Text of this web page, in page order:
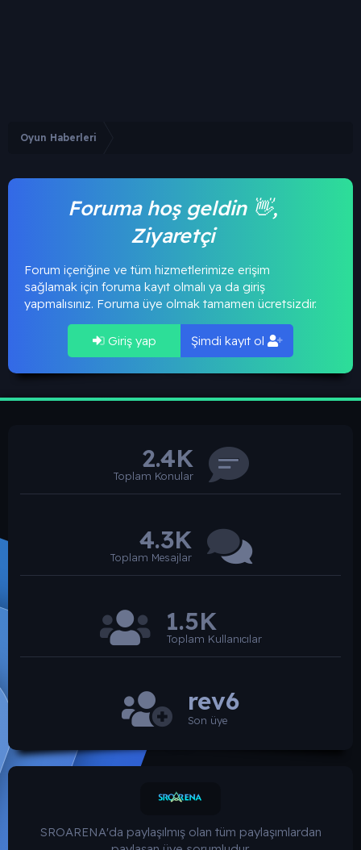
Oyun Haberleri
Foruma hoş geldin 👋,
Ziyaretçi
Forum içeriğine ve tüm hizmetlerimize erişim
sağlamak için foruma kayıt olmalı ya da giriş
yapmalısınız. Foruma üye olmak tamamen ücretsizdir.
Giriş yap Şimdi kayıt ol
2.4K
Toplam Konular
4.3K
Toplam Mesajlar
1.5K
Toplam Kullanıcılar
rev6
Son üye
SROARENA'da paylaşılmış olan tüm paylaşımlardan